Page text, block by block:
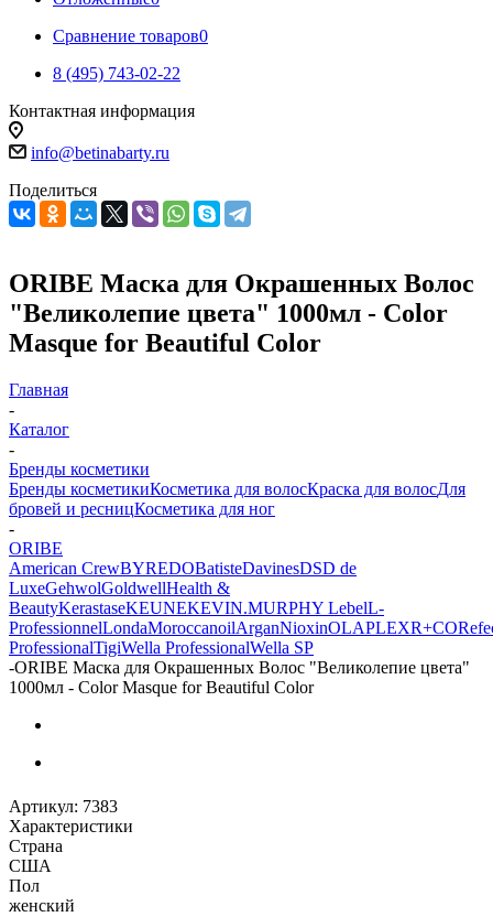
Сравнение товаров0
8 (495) 743-02-22
Контактная информация
info@betinabarty.ru
Поделиться
ORIBE Маска для Окрашенных Волос
"Великолепие цвета" 1000мл - Color
Masque for Beautiful Color
Главная
-
Каталог
-
Бренды косметики
Бренды косметикиКосметика для волосКраска для волосДля
бровей и ресницКосметика для ног
-
ORIBE
American CrewBYREDOBatisteDavinesDSD de
LuxeGehwolGoldwellHealth &
BeautyKerastaseKEUNEKEVIN.MURPHY LebelL-
ProfessionnelLondaMoroccanoilArganNiохinOLAPLEXR+CO
ProfessionalTigiWella ProfessionalWella SP
-ORIBE Маска для Окрашенных Волос "Великолепие цвета"
1000мл - Color Masque for Beautiful Color
Артикул: 7383
Характеристики
Страна
США
Пол
женский